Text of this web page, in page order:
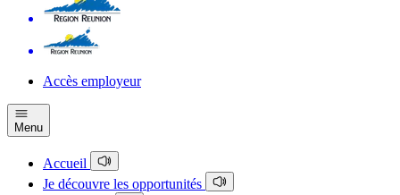
Accès employeur
Menu
Accueil
Je découvre les opportunités